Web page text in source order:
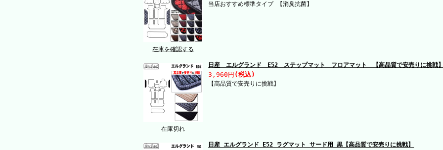
在庫を確認する
当店おすすめ標準タイプ 【消臭抗菌】
在庫切れ
日産 エルグランド E52 ステップマット フロアマット 【高品質で安売りに挑戦
3,960円 (税込)
【高品質で安売りに挑戦】
日産 エルグランド E52 ラグマット サード用 黒【高品質で安売りに挑戦】